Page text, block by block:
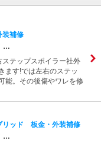
補修
…
テップスポイラー社外
ます!では左右のステッ
能。その後傷やワレを修
リッド 板金・外装補修
…